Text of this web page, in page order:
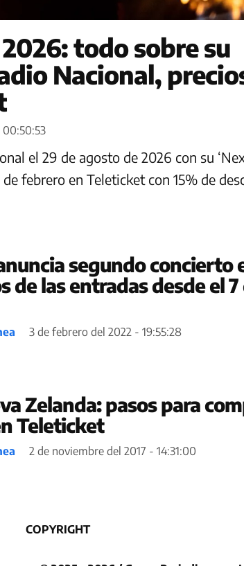
todo sobre su
Nacional,
00:50:53
el 29 de agosto de 2026 con su
febrero en Teleticket con 15% de
segundo concierto
de las entradas desde el 7
3 de febrero del 2022 - 19:55:28
Zelanda: pasos para
Teleticket
2 de noviembre del 2017 - 14:31:00
COPYRIGHT